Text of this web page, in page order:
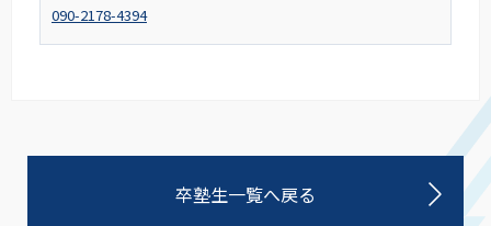
090-2178-4394
卒塾生一覧へ戻る